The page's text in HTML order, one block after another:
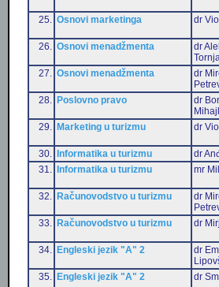
25. Osnovi marketinga dr
26. Osnovi menadžmenta
dr
27.
Osnovi menadžmenta
dr
28.
Poslovno pravo
dr
29.
Marketing u turizmu dr
30. Informatika u turizmu
dr
31.
Informatika u turizmu mr
32. Računovodstvo u turizmu
dr
33.
Računovodstvo u turizmu dr
34. Engleski jezik "A" 2
dr
35.
Engleski jezik "A" 2 dr